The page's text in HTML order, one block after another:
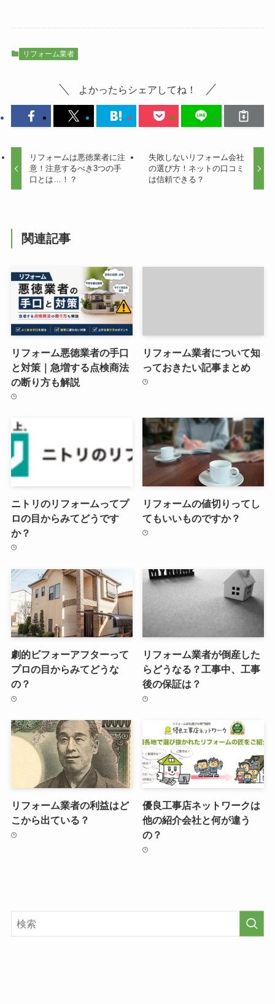
リフォーム業者
よかったらシェアしてね！
リフォームは悪徳業者に注
意！注意するべき3つの手
口とは…！？
失敗しないリフォーム会社
の選び方！ネットの口コミ
は信頼できる？
関連記事
リフォーム悪徳業者の手口
と対策｜急増する点検商法
の断り方も解説
リフォーム業者について知
っておきたい記事まとめ
ニトリのリフォームってプ
ロの目からみてどうです
か？
リフォームの値切りってし
てもいいものですか？
劇的ビフォーアフターって
プロの目からみてどうな
の？
リフォーム業者が倒産した
らどうなる？工事中、工事
後の保証は？
リフォーム業者の利益はど
こから出ている？
優良工事店ネットワークは
他の紹介会社と何が違う
の？